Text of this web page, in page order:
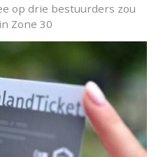
op drie bestuurders zou
Zone 30